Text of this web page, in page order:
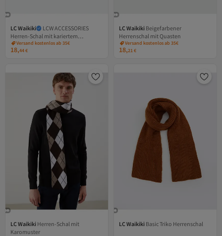
LC Waikiki
LCW ACCESSORIES
Herren-Schal mit kariertem
Karomuster
Versand kostenlos ab 35€
18,44€
LC Waikiki Beigefarbener
Herrenschal mit Quasten
Versand kostenlos ab 35€
18,21 €
LC Waikiki Herren-Schal mit
Karomuster
LC Waikiki Basic Triko Herrenschal
Versand Kostenlos